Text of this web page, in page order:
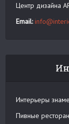
Центр дизайна
Email:
Интерьеры
Пивные